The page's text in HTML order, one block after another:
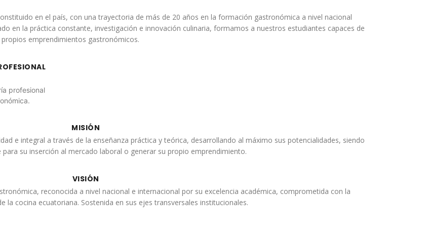
en el país, con una trayectoria de más de 20 años en la formación gastronómica a nivel nacional
en la práctica constante, investigación e innovación culinaria, formamos a nuestros estudiantes capaces de
emprendimientos gastronómicos.
profesional
MISIÓN
e integral a través de la enseñanza práctica y teórica, desarrollando al máximo sus potencialidades, siendo
su inserción al mercado laboral o generar su propio emprendimiento.
VISIÓN
reconocida a nivel nacional e internacional por su excelencia académica, comprometida con la
la cocina ecuatoriana. Sostenida en sus ejes transversales institucionales.